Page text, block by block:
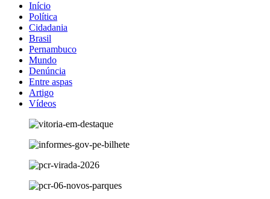
Início
Política
Cidadania
Brasil
Pernambuco
Mundo
Denúncia
Entre aspas
Artigo
Vídeos